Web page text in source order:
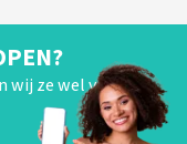
wij ze wel van je!